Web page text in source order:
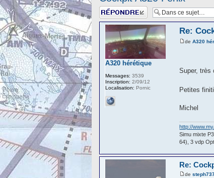
Répondre
Re:
deA320
Super, très
Petites
Michel
http://
Simu mixte
64), 3 vdp
A320 hérétique
Messages: 3539
Inscription: 2/09/12
Localisation: Pornic
Re:
de